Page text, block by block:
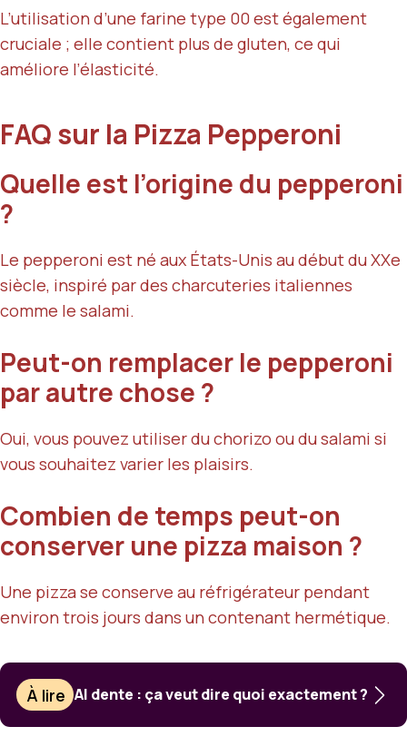
L’utilisation d’une farine type 00 est également
cruciale ; elle contient plus de gluten, ce qui
améliore l’élasticité.
FAQ sur la Pizza Pepperoni
Quelle est l’origine du pepperoni
?
Le pepperoni est né aux États-Unis au début du XXe
siècle, inspiré par des charcuteries italiennes
comme le salami.
Peut-on remplacer le pepperoni
par autre chose ?
Oui, vous pouvez utiliser du chorizo ou du salami si
vous souhaitez varier les plaisirs.
Combien de temps peut-on
conserver une pizza maison ?
Une pizza se conserve au réfrigérateur pendant
environ trois jours dans un contenant hermétique.
À lire Al dente : ça veut dire quoi exactement ?